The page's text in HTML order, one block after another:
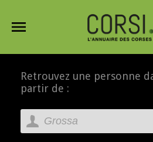
menu
Retrouvez une personne
partir de :